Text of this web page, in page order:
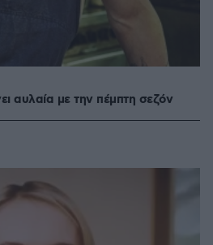
αυλαία με την πέμπτη σεζόν